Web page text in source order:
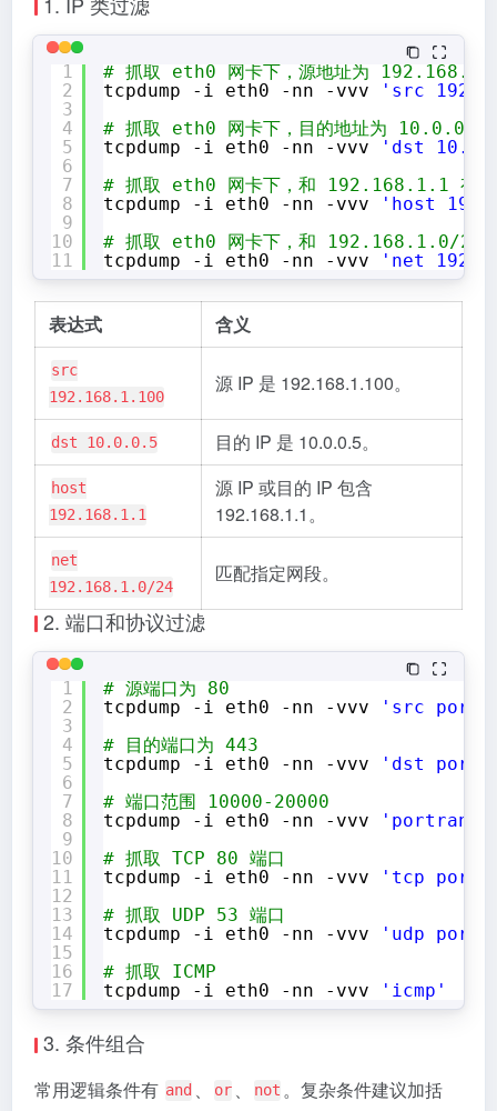
1
2
3
4
5
6
7
8
9
10
11
# 抓取 eth0 网卡下，源地址为
tcpdump -i eth0 -nn -vvv
'src
# 抓取 eth0 网卡下，目的地址为 10.0.0.5
tcpdump -i eth0 -nn -vvv
'dst
# 抓取 eth0 网卡下，和 192.168.1.1 有关
tcpdump -i eth0 -nn -vvv
'host
# 抓取 eth0 网卡下，和 192.168.1.0/24
tcpdump -i eth0 -nn -vvv
'net
表达式 含义
src
192.168.1.100
源 IP 是 192.168.1.100。
dst 10.0.0.5 目的 IP 是 10.0.0.5。
host
192.168.1.1
源 IP 或目的 IP 包含
192.168.1.1。
net
192.168.1.0/24
匹配指定网段。
2. 端口和协议过滤
1
2
3
4
5
6
7
8
9
10
11
12
13
14
15
16
17
# 源端口为 80
tcpdump -i eth0 -nn -vvv
'src port
# 目的端口为 443
tcpdump -i eth0 -nn -vvv
'dst port
# 端口范围 10000-20000
tcpdump -i eth0 -nn -vvv
'portrange
# 抓取 TCP 80 端口
tcpdump -i eth0 -nn -vvv
'tcp port
# 抓取 UDP 53 端口
tcpdump -i eth0 -nn -vvv
'udp port
# 抓取 ICMP
tcpdump -i eth0 -nn -vvv
'icmp'
3. 条件组合
常用逻辑条件有 and 、 or 、 not 。复杂条件建议加括